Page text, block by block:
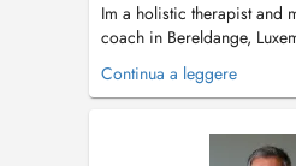
Im a holistic therapist and
coach in Bereldange,
adults and young people
stress, anxiety, or
parenthood, midlife
career shifts. I work with
Continua a leggere